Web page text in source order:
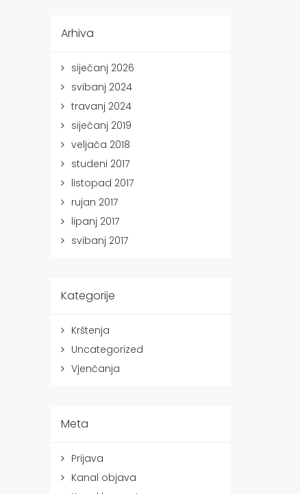
Arhiva
siječanj 2026
svibanj 2024
travanj 2024
siječanj 2019
veljača 2018
studeni 2017
listopad 2017
rujan 2017
lipanj 2017
svibanj 2017
Kategorije
Krštenja
Uncategorized
Vjenčanja
Meta
Prijava
Kanal objava